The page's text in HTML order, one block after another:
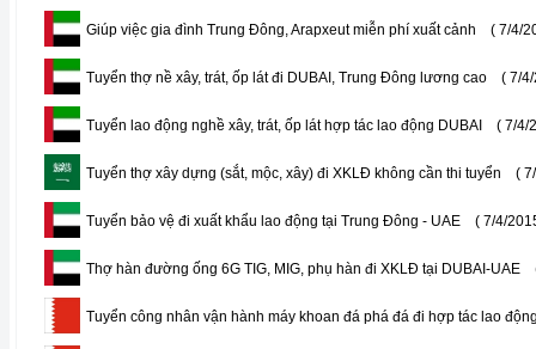
Giúp việc gia đình Trung Đông, Arapxeut miễn phí xuất cảnh ( 7/4/
Tuyển thợ nề xây, trát, ốp lát đi DUBAI, Trung Đông lương cao ( 7/
Tuyển lao động nghề xây, trát, ốp lát hợp tác lao động DUBAI ( 7/4/
Tuyển thợ xây dựng (sắt, mộc, xây) đi XKLĐ không cần thi tuyển (
Tuyển bảo vệ đi xuất khẩu lao động tại Trung Đông - UAE ( 7/4/
Thợ hàn đường ống 6G TIG, MIG, phụ hàn đi XKLĐ tại DUBAI-UAE
Tuyển công nhân vận hành máy khoan đá phá đá đi hợp tác lao